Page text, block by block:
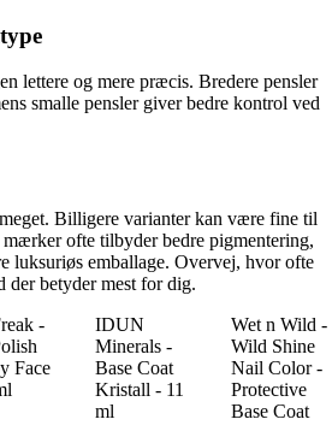
lettere og mere præcis. Bredere pensler
smalle pensler giver bedre kontrol ved
Billigere varianter kan være fine til
ofte tilbyder bedre pigmentering,
luksuriøs emballage. Overvej, hvor ofte
der betyder mest for dig.
-
Face
IDUN
Minerals -
Base Coat
Kristall - 11
ml
Wet n Wild -
Wild Shine
Nail Color -
Protective
Base Coat